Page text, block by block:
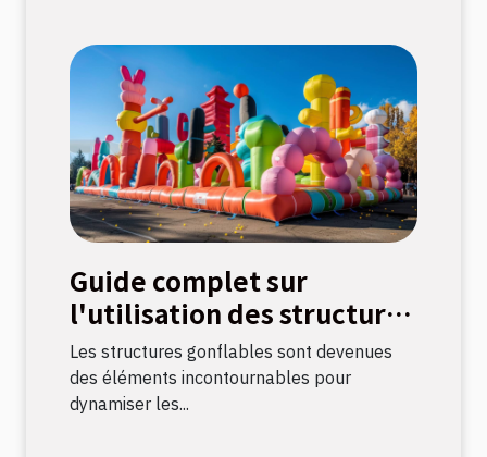
Guide complet sur
l'utilisation des structures
gonflables pour
événements
Les structures gonflables sont devenues
des éléments incontournables pour
dynamiser les...